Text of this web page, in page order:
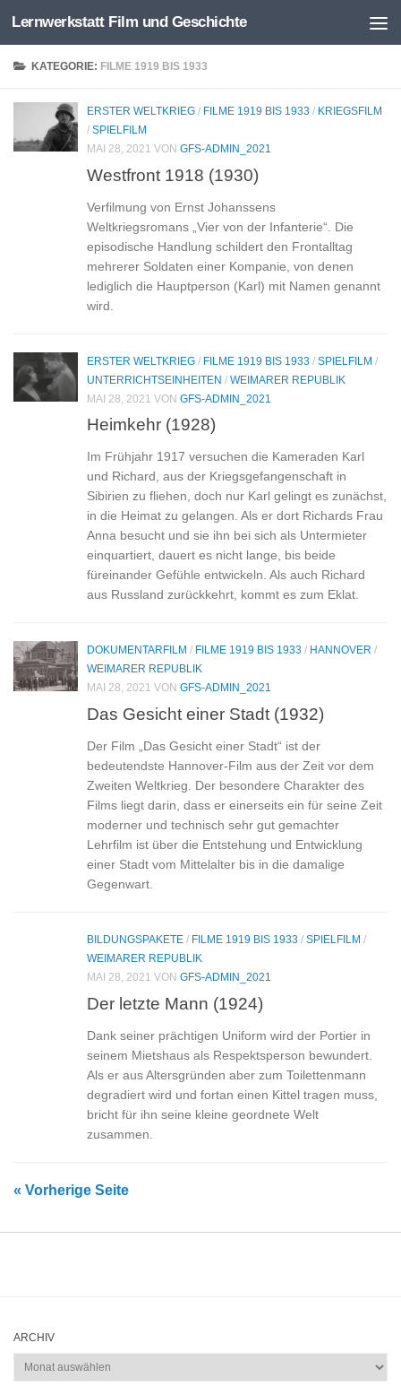
Zum Inhalt springen
Lernwerkstatt Film und Geschichte
KATEGORIE: FILME 1919 BIS 1933
ERSTER WELTKRIEG / FILME 1919 BIS 1933 / KRIEGSFILM
/ SPIELFILM
MAI 28, 2021 VON GFS-ADMIN_2021
Westfront 1918 (1930)
Verfilmung von Ernst Johanssens
Weltkriegsromans „Vier von der Infanterie“. Die
episodische Handlung schildert den Frontalltag
mehrerer Soldaten einer Kompanie, von denen
lediglich die Hauptperson (Karl) mit Namen genannt
wird.
ERSTER WELTKRIEG / FILME 1919 BIS 1933 / SPIELFILM /
UNTERRICHTSEINHEITEN / WEIMARER REPUBLIK
MAI 28, 2021 VON GFS-ADMIN_2021
Heimkehr (1928)
Im Frühjahr 1917 versuchen die Kameraden Karl
und Richard, aus der Kriegsgefangenschaft in
Sibirien zu fliehen, doch nur Karl gelingt es zunächst,
in die Heimat zu gelangen. Als er dort Richards Frau
Anna besucht und sie ihn bei sich als Untermieter
einquartiert, dauert es nicht lange, bis beide
füreinander Gefühle entwickeln. Als auch Richard
aus Russland zurückkehrt, kommt es zum Eklat.
DOKUMENTARFILM / FILME 1919 BIS 1933 / HANNOVER /
WEIMARER REPUBLIK
MAI 28, 2021 VON GFS-ADMIN_2021
Das Gesicht einer Stadt (1932)
Der Film „Das Gesicht einer Stadt“ ist der
bedeutendste Hannover-Film aus der Zeit vor dem
Zweiten Weltkrieg. Der besondere Charakter des
Films liegt darin, dass er einerseits ein für seine Zeit
moderner und technisch sehr gut gemachter
Lehrfilm ist über die Entstehung und Entwicklung
einer Stadt vom Mittelalter bis in die damalige
Gegenwart.
BILDUNGSPAKETE / FILME 1919 BIS 1933 / SPIELFILM /
WEIMARER REPUBLIK
MAI 28, 2021 VON GFS-ADMIN_2021
Der letzte Mann (1924)
Dank seiner prächtigen Uniform wird der Portier in
seinem Mietshaus als Respektsperson bewundert.
Als er aus Altersgründen aber zum Toilettenmann
degradiert wird und fortan einen Kittel tragen muss,
bricht für ihn seine kleine geordnete Welt
zusammen.
« Vorherige Seite
ARCHIV
Archiv